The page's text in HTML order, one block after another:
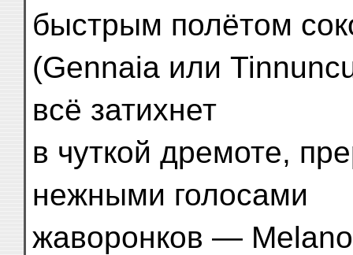
быстрым полётом
(Gennaia или
всё затихнет
в чуткой дремоте,
нежными голосами
жаворонков —